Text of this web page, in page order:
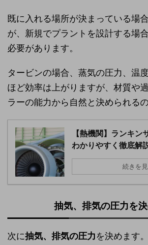
既に入れる場所が決まっている場
が、新規でプラントを設計する場
必要があります。
タービンの場合、蒸気の圧力、温
ほど効率は上がりますが、材質や
ラーの能力から自然と決められる
【熱機関】ランキン
わかりやすく徹底解
続きを
抽気、排気の圧力を
次に抽気、排気の圧力を決めます。